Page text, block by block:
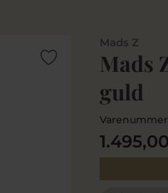
Mads Z
Mads
guld